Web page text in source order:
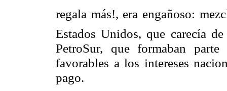
regala más!, era engañoso:
Estados Unidos, que carecía
PetroSur, que formaban
favorables a los intereses
pago.